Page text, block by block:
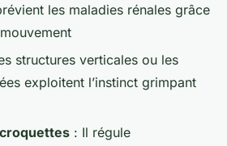
les maladies rénales grâce
structures verticales ou les
exploitent l’instinct grimpant
: Il régule